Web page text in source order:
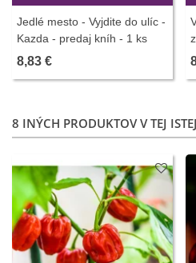
Jedlé mesto - Vyjdite do ulíc -
Kazda - predaj kníh - 1 ks
8,83 €
8 INÝCH PRODUKTOV V TEJ